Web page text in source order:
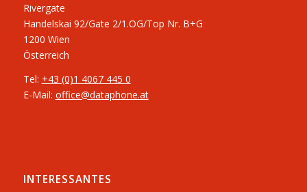
Rivergate
​Handelskai 92/Gate 2/1.OG/Top Nr. B+G
1200 Wien
Österreich
Tel: +43 (0)1 4067 445 0
E-Mail: office@dataphone.at
INTERESSANTES